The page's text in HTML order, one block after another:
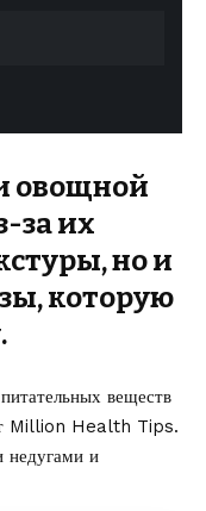
овощной
за их
но и
которую
веществ
Million Health Tips.
недугами и